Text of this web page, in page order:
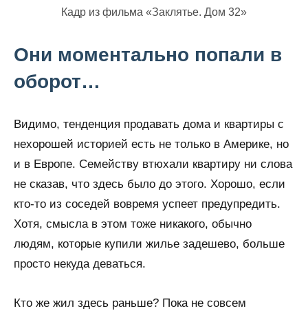
Кадр из фильма «Заклятье. Дом 32»
Они моментально попали в
оборот…
Видимо, тенденция продавать дома и квартиры с
нехорошей историей есть не только в Америке, но
и в Европе. Семейству втюхали квартиру ни слова
не сказав, что здесь было до этого. Хорошо, если
кто-то из соседей вовремя успеет предупредить.
Хотя, смысла в этом тоже никакого, обычно
людям, которые купили жилье задешево, больше
просто некуда деваться.
Кто же жил здесь раньше? Пока не совсем